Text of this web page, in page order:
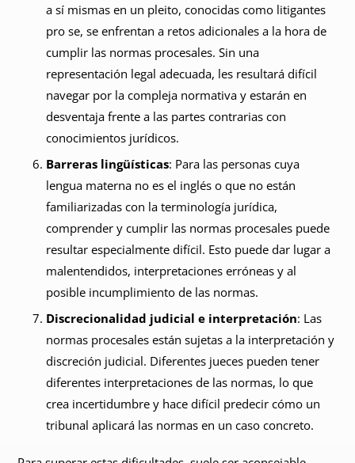
a sí mismas en un pleito, conocidas como litigantes
pro se, se enfrentan a retos adicionales a la hora de
cumplir las normas procesales. Sin una
representación legal adecuada, les resultará difícil
navegar por la compleja normativa y estarán en
desventaja frente a las partes contrarias con
conocimientos jurídicos.
Barreras lingüísticas: Para las personas cuya
lengua materna no es el inglés o que no están
familiarizadas con la terminología jurídica,
comprender y cumplir las normas procesales puede
resultar especialmente difícil. Esto puede dar lugar a
malentendidos, interpretaciones erróneas y al
posible incumplimiento de las normas.
Discrecionalidad judicial e interpretación: Las
normas procesales están sujetas a la interpretación y
discreción judicial. Diferentes jueces pueden tener
diferentes interpretaciones de las normas, lo que
crea incertidumbre y hace difícil predecir cómo un
tribunal aplicará las normas en un caso concreto.